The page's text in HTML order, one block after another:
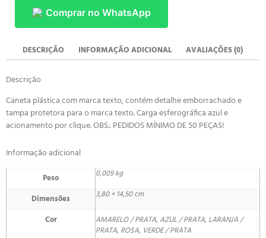
Comprar no WhatsApp
DESCRIÇÃO INFORMAÇÃO ADICIONAL AVALIAÇÕES (0)
Descrição
Caneta plástica com marca texto, contém detalhe emborrachado e
tampa protetora para o marca texto. Carga esferográfica azul e
acionamento por clique. OBS.: PEDIDOS MÍNIMO DE 50 PEÇAS!
Informação adicional
Peso 0,009 kg
Dimensões 3,80 × 14,50 cm
Cor
AMARELO / PRATA, AZUL / PRATA, LARANJA /
PRATA, ROSA, VERDE / PRATA